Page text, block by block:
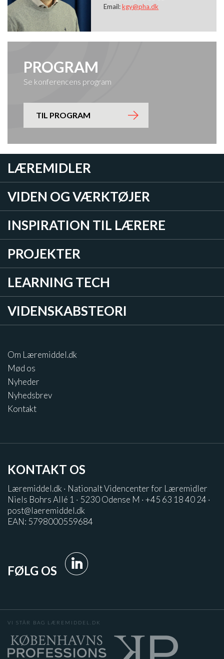
Email:kgy@pha.dk
PROGRAM
Se konferencens program
TIL PROGRAM
LÆREMIDLER
VIDEN OG VÆRKTØJER
INSPIRATION TIL LÆRERE
PROJEKTER
LEARNING TECH
VIDENSKABSTEORI
Om Læremiddel.dk
Mød os
Nyheder
Nyhedsbrev
Kontakt
KONTAKT OS
Læremiddel.dk · Nationalt Videncenter for Læremidler
Niels Bohrs Allé 1 · 5230 Odense M · +45 63 18 40 24 ·
post@laeremiddel.dk
EAN: 5798000559684
FØLG OS
VI STÅR BAG LÆREMIDDEL.DK